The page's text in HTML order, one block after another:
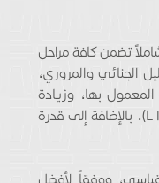
تضمن كافة مراحل
الجنائي والمروري،
المعمول بها، وزيادة
مستوى الشعور بالأمان على الطريق، وكذلك تقنية الاتصال المباشر مع غرف العمليات ونظام (LTE)، بالإضافة إلى قدرة